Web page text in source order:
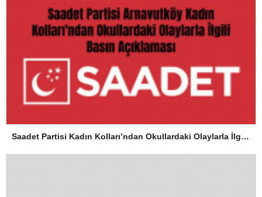
Saadet Partisi Kadın Kolları’ndan Okullardaki Olaylarla İlgili Basın Açıklaması